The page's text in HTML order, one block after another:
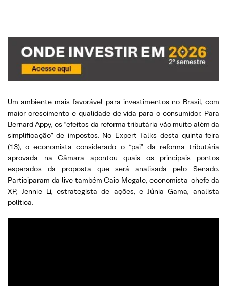
Um ambiente mais favorável para investimentos no Brasil, com
maior crescimento e qualidade de vida para o consumidor. Para
Bernard Appy, os “efeitos da reforma tributária vão muito além da
simplificação” de impostos. No Expert Talks desta quinta-feira
(13), o economista considerado o “pai” da reforma tributária
aprovada na Câmara apontou quais os principais pontos
esperados da proposta que será analisada pelo Senado.
Participaram da live também Caio Megale, economista-chefe da
XP, Jennie Li, estrategista de ações, e Júnia Gama, analista
política.